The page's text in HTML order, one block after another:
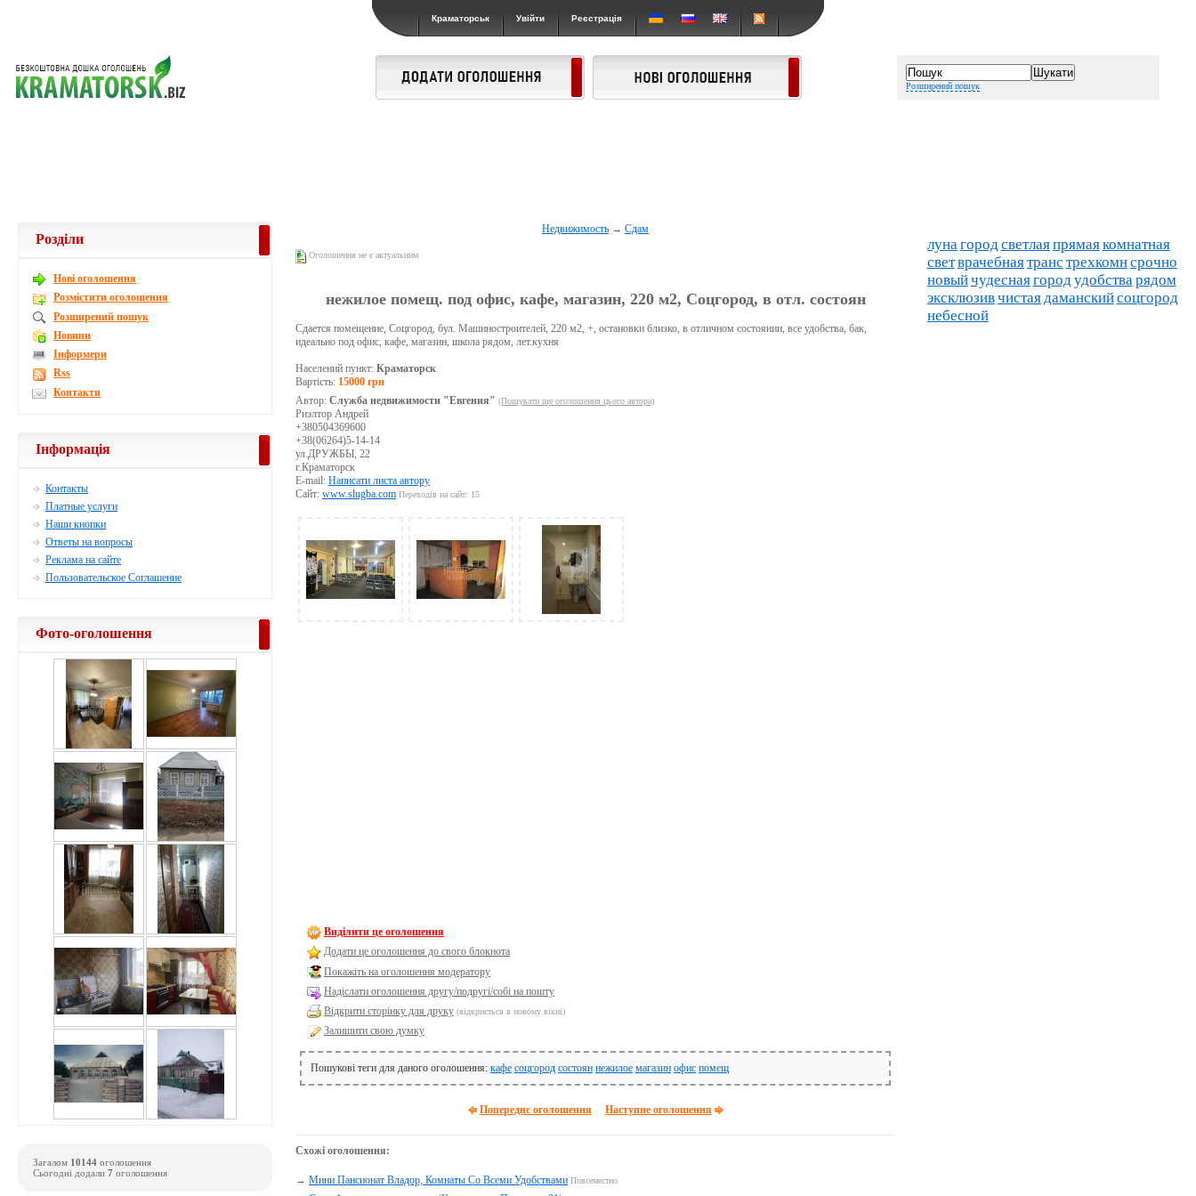
Краматорськ Увійти Реєстрація
Розширений пошук
Недвижимость →Сдам
Оголошення не є актуальним
нежилое помещ. под офис, кафе, магазин, 220 м2, Соцгород, в отл. состоян
Сдается помещение, Соцгород, бул. Машиностроителей, 220 м2, +, остановки близко, в отличном состоянии, все удобства, бак,
идеально под офис, кафе, магазин, школа рядом, лет.кухня
Населений пункт: Краматорск
Вартість: 15000 грн
Автор: Служба недвижимости "Евгения" (Пошукати ще оголошення цього автора)
Риэлтор Андрей
+380504369600
+38(06264)5-14-14
ул.ДРУЖБЫ, 22
г.Краматорск
E-mail: Написати листа автору
Сайт: www.slugba.com Переходів на сайт: 15
Виділити це оголошення
Додати це оголошення до свого блокнота
Покажіть на оголошення модератору
Надіслати оголошення другу/подругі/собі на пошту
Відкрити сторінку для друку (відкриється в новому вікні)
Залишити свою думку
Пошукові теги для даного оголошення: кафе соцгород состоян нежилое магазин офис помещ
Попереднє оголошення Наступне оголошення
Схожі оголошення:
→ Мини Пансионат Владор, Комнаты Со Всеми Удобствами Повсеместно
Розділи
Новi оголошення
Розмістити оголошення
Розширений пошук
Новини
Інформери
Rss
Контакти
Інформація
Контакты
Платные услуги
Наши кнопки
Ответы на вопросы
Реклама на сайте
Пользовательское Соглашение
Фото-оголошення
Загалом 10144 оголошення
Сьогодні додали 7 оголошення
лунагородсветлаяпрямаякомнатная
светврачебнаятранс трехкомнсрочно
новыйчудеснаягородудобстварядом
эксклюзивчистаядаманскийсоцгород
небесной